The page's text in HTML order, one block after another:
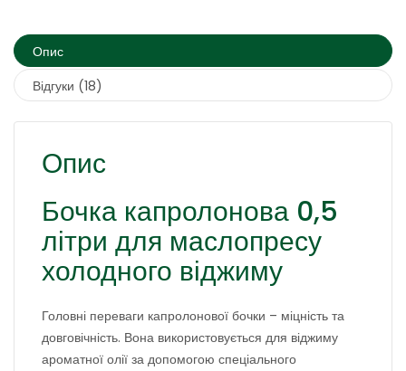
Опис
Відгуки (18)
Опис
Бочка капролонова 0,5
літри для маслопресу
холодного віджиму
Головні переваги капролонової бочки – міцність та
довговічність. Вона використовується для віджиму
ароматної олії за допомогою спеціального